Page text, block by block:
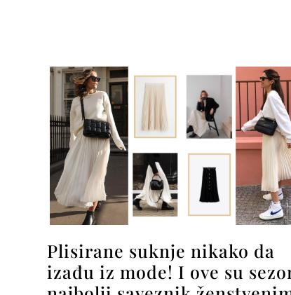
Plisirane suknje nikako da
izađu iz mode! I ove su